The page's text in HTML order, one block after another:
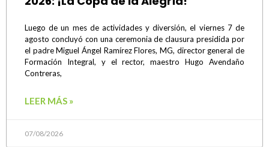
Luego de un mes de actividades y diversión, el viernes 7 de
agosto concluyó con una ceremonia de clausura presidida por
el padre Miguel Ángel Ramírez Flores, MG, director general de
Formación Integral, y el rector, maestro Hugo Avendaño
Contreras,
LEER MÁS »
07/08/2026